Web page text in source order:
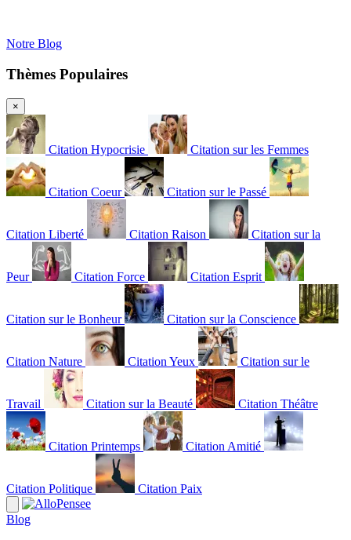
Notre Blog
Thèmes Populaires
×
Citation Hypocrisie Citation sur les Femmes
Citation Coeur Citation sur le Passé
Citation Liberté Citation Raison Citation sur la
Peur Citation Force Citation Esprit
Citation sur le Bonheur Citation sur la Conscience
Citation Nature Citation Yeux Citation sur le
Travail Citation sur la Beauté Citation Théâtre
Citation Printemps Citation Amitié
Citation Politique Citation Paix
Blog